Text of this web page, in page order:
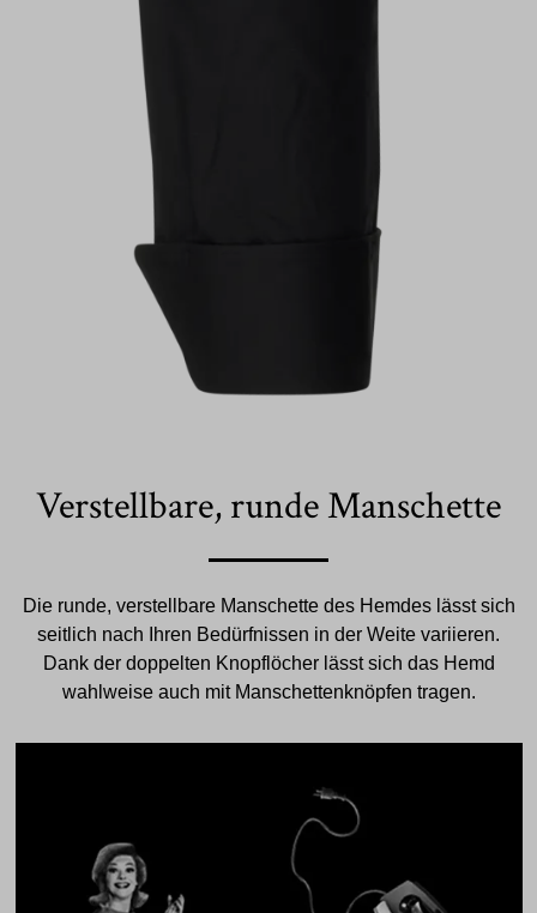
Verstellbare, runde Manschette
Die runde, verstellbare Manschette des Hemdes lässt sich
seitlich nach Ihren Bedürfnissen in der Weite variieren.
Dank der doppelten Knopflöcher lässt sich das Hemd
wahlweise auch mit Manschettenknöpfen tragen.